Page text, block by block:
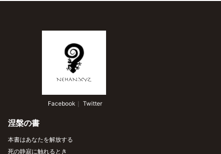
Facebook ｜ Twitter
涅槃の書
本書はあなたを解放する
死の静寂に触れるとき